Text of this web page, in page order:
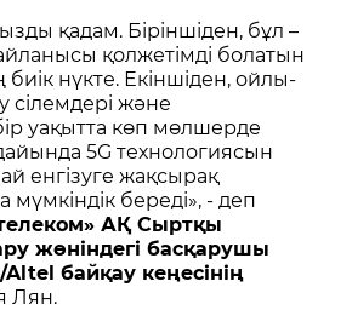
қадам. Біріншіден, бұл –
қолжетімді болатын
нүкте. Екіншіден, ойлы-
сілемдері және
уақытта көп мөлшерде
5G технологиясын
енгізуге жақсырақ
береді», - деп
АҚ Сыртқы
жөніндегі басқарушы
Altel байқау кеңесінің
Лян.